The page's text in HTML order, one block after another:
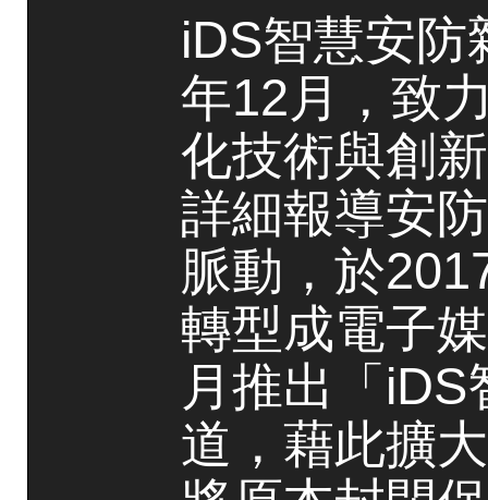
iDS智慧安防
年12月，致
化技術與創
詳細報導安
脈動，於
轉型成電子
月推出「
道，藉此擴